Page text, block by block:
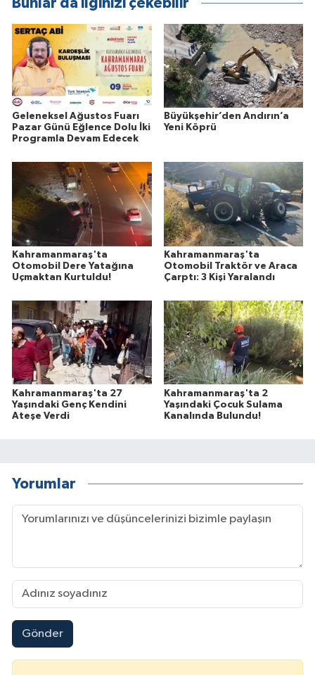
Geleneksel Ağustos Fuarı
Pazar Günü Eğlence Dolu İki
Programla Devam Edecek
Büyükşehir’den Andırın’a
Yeni Köprü
Kahramanmaraş'ta
Otomobil Dere Yatağına
Uçmaktan Kurtuldu!
Kahramanmaraş'ta
Otomobil Traktör ve Araca
Çarptı: 3 Kişi Yaralandı
Kahramanmaraş'ta 27
Yaşındaki Genç Kendini
Ateşe Verdi
Kahramanmaraş'ta 2
Yaşındaki Çocuk Sulama
Kanalında Bulundu!
Yorumlar
Gönder